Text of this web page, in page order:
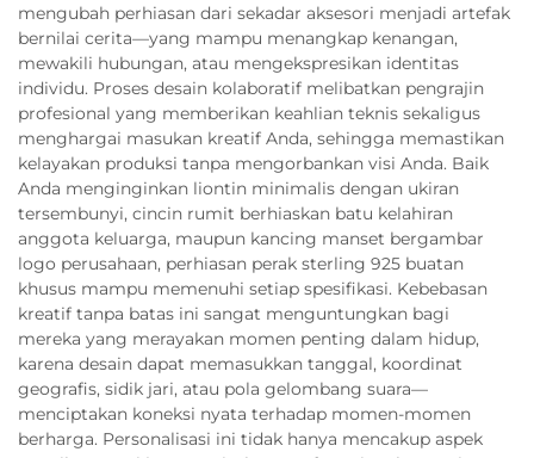
mengubah perhiasan dari sekadar aksesori menjadi artefak
bernilai cerita—yang mampu menangkap kenangan,
mewakili hubungan, atau mengekspresikan identitas
individu. Proses desain kolaboratif melibatkan pengrajin
profesional yang memberikan keahlian teknis sekaligus
menghargai masukan kreatif Anda, sehingga memastikan
kelayakan produksi tanpa mengorbankan visi Anda. Baik
Anda menginginkan liontin minimalis dengan ukiran
tersembunyi, cincin rumit berhiaskan batu kelahiran
anggota keluarga, maupun kancing manset bergambar
logo perusahaan, perhiasan perak sterling 925 buatan
khusus mampu memenuhi setiap spesifikasi. Kebebasan
kreatif tanpa batas ini sangat menguntungkan bagi
mereka yang merayakan momen penting dalam hidup,
karena desain dapat memasukkan tanggal, koordinat
geografis, sidik jari, atau pola gelombang suara—
menciptakan koneksi nyata terhadap momen-momen
berharga. Personalisasi ini tidak hanya mencakup aspek